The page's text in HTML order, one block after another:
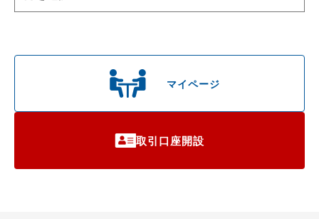
マイページ
取引口座開設